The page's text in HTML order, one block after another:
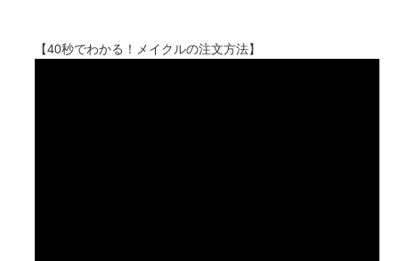
【40秒でわかる！メイクルの注文方法】